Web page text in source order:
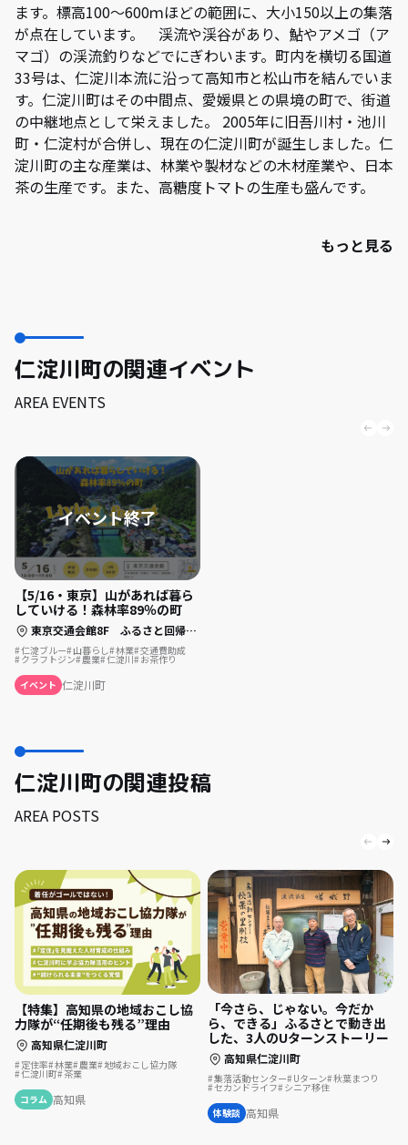
ます。標高100～600ｍほどの範囲に、大小150以上の集落
が点在しています。 渓流や渓谷があり、鮎やアメゴ（ア
マゴ）の渓流釣りなどでにぎわいます。町内を横切る国道
33号は、仁淀川本流に沿って高知市と松山市を結んでいま
す。仁淀川町はその中間点、愛媛県との県境の町で、街道
の中継地点として栄えました。 2005年に旧吾川村・池川
町・仁淀村が合併し、現在の仁淀川町が誕生しました。仁
淀川町の主な産業は、林業や製材などの木材産業や、日本
茶の生産です。また、高糖度トマトの生産も盛んです。
もっと見る
仁淀川町の関連イベント
AREA EVENTS
【5/16・東京】山があれば暮ら
していける！森林率89％の町
東京交通会館8F ふるさと回帰支援センター セミナールームB （東京都千代田区有楽町2丁目10-1）
仁淀ブルー 山暮らし 林業 交通費助成
クラフトジン 農業 仁淀川 お茶作り
イベント 仁淀川町
仁淀川町の関連投稿
AREA POSTS
【特集】高知県の地域おこし協
力隊が“任期後も残る”理由
高知県仁淀川町
定住率 林業 農業 地域おこし協力隊
仁淀川町 茶業
コラム 高知県
「今さら、じゃない。今だか
ら、できる」ふるさとで動き出
した、3人のUターンストーリー
高知県仁淀川町
集落活動センター Uターン 秋葉まつり
セカンドライフ シニア移住
体験談 高知県